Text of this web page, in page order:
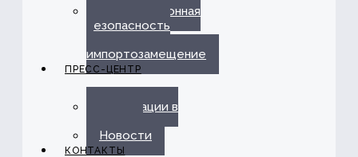
Информационная
безопасность
импортозамещение
ПРЕСС-ЦЕНТР
Публикации в
Новости
КОНТАКТЫ